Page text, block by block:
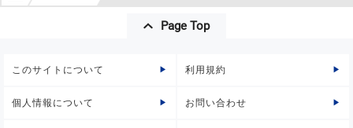
Page Top
このサイトについて 利用規約
個人情報について お問い合わせ